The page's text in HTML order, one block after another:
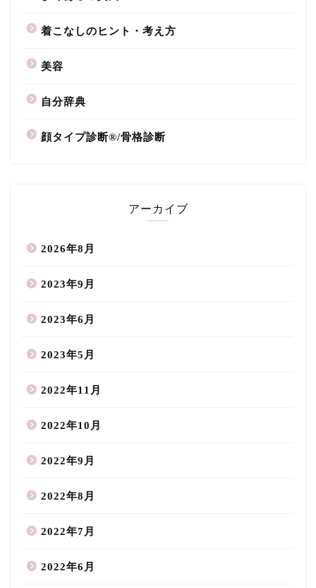
着こなしのヒント・考え方
美容
自分辞典
顔タイプ診断®/骨格診断
アーカイブ
2026年8月
2023年9月
2023年6月
2023年5月
2022年11月
2022年10月
2022年9月
2022年8月
2022年7月
2022年6月